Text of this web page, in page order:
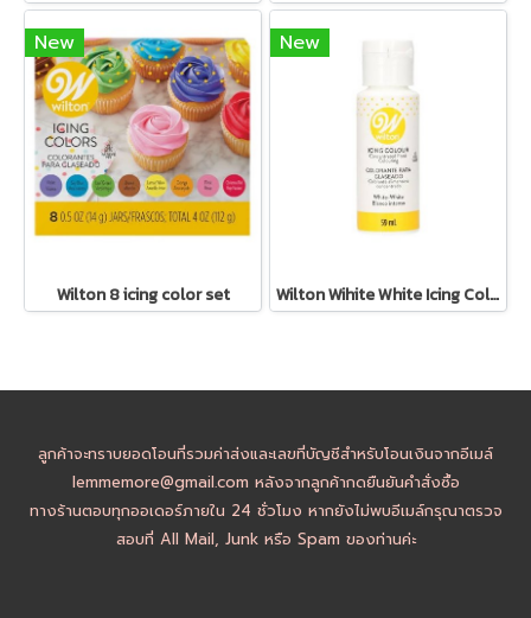
New
Wilton 8 icing color set
New
Wilton Wihite White Icing Color 2oz
ลูกค้าจะทราบยอดโอนที่รวมค่าส่งและเลขที่บัญชีสำหรับโอนเงินจากอีเมล์
lemmemore@gmail.com หลังจากลูกค้ากดยืนยันคำสั่งซื้อ
ทางร้านตอบทุกออเดอร์ภายใน 24 ชั่วโมง หากยังไม่พบอีเมล์กรุณาตรวจ
สอบที่ All Mail, Junk หรือ Spam ของท่านค่ะ